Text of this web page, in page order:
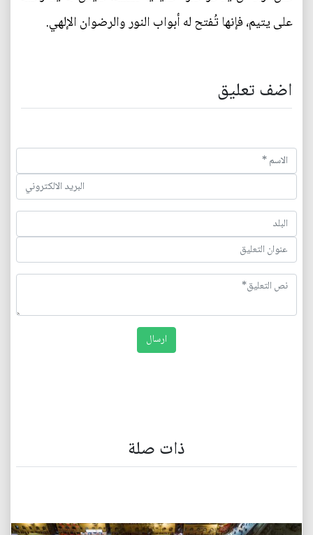
على يتيم، فإنها تُفتح له أبواب النور والرضوان الإلهي.
اضف تعليق
ذات صلة